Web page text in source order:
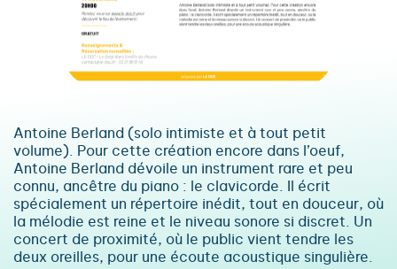
Antoine Berland (solo intimiste et à tout petit
volume). Pour cette création encore dans l’oeuf,
Antoine Berland dévoile un instrument rare et peu
connu, ancêtre du piano : le clavicorde. Il écrit
spécialement un répertoire inédit, tout en douceur, où
la mélodie est reine et le niveau sonore si discret. Un
concert de proximité, où le public vient tendre les
deux oreilles, pour une écoute acoustique singulière.